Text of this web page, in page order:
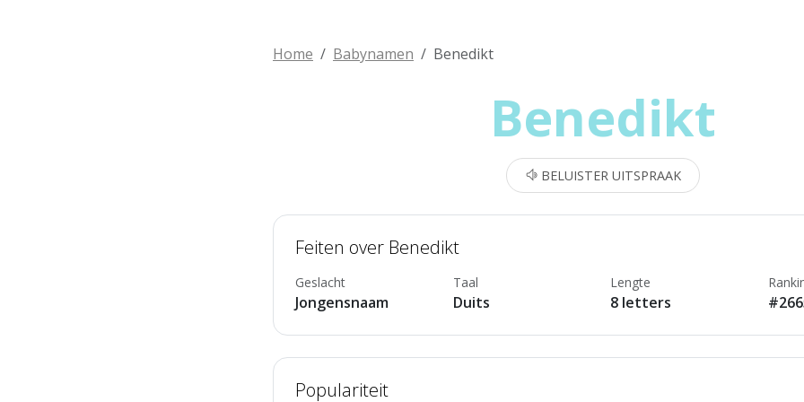
Home Babynamen Benedikt
Benedikt
BELUISTER UITSPRAAK
Feiten over Benedikt
Geslacht
Jongensnaam
Taal
Duits
Lengte
8 letters
Populariteit